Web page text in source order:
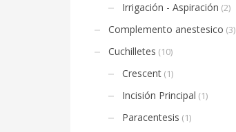
Irrigación - Aspiración (2)
Complemento anestesico (3)
Cuchilletes (10)
Crescent (1)
Incisión Principal (1)
Paracentesis (1)